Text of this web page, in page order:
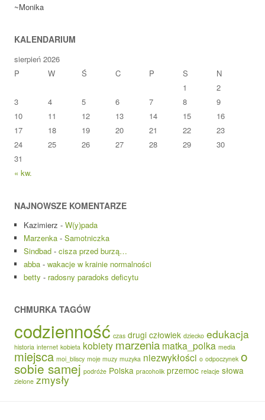
~Monika
KALENDARIUM
sierpień 2026
P
W Ś C P S N
« kw.
1
2
3
4 5 6 7 8
9
10
11 12 13 14 15
16
17
18 19 20 21 22
23
24
25 26 27 28 29
30
31
NAJNOWSZE KOMENTARZE
Kazimierz - W(y)pada
Marzenka - Samotniczka
Sindbad - cisza przed burzą…
abba - wakacje w krainie normalności
betty - radosny paradoks deficytu
CHMURKA TAGÓW
codzienność czas drugi człowiek dziecko edukacja
historia internet kobieta kobiety marzenia matka_polka media
miejsca moi_bliscy moje muzy muzyka niezwykłości o odpoczynek o
sobie samej podróże Polska pracoholik przemoc relacje słowa
zielone zmysły